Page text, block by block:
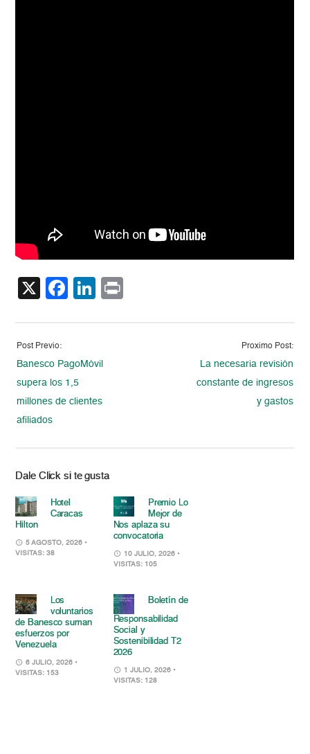
X Facebook
LinkedIn
Post Previo:
Banesco PagoMóvil
supera los 1,5
millones de clientes
afiliados
Proximo Post:
La necesaria revisión
constante de ingresos
y gastos
Dale Click si te gusta
Hotel
Caracas
Hilton
5 AGOSTO, 2026 •
VISITAS: 38
Premio Lo
Mejor de
Nos aplaza su
convocatoria
10 JULIO, 2026 •
VISITAS: 105
Los
voluntarios
de Banesco suman
esfuerzos por
Venezuela
6 JULIO, 2026 •
VISITAS: 153
Boletín de
Responsabilidad
Social y
Sostenibilidad T2
2026
1 JULIO, 2026 •
VISITAS: 128